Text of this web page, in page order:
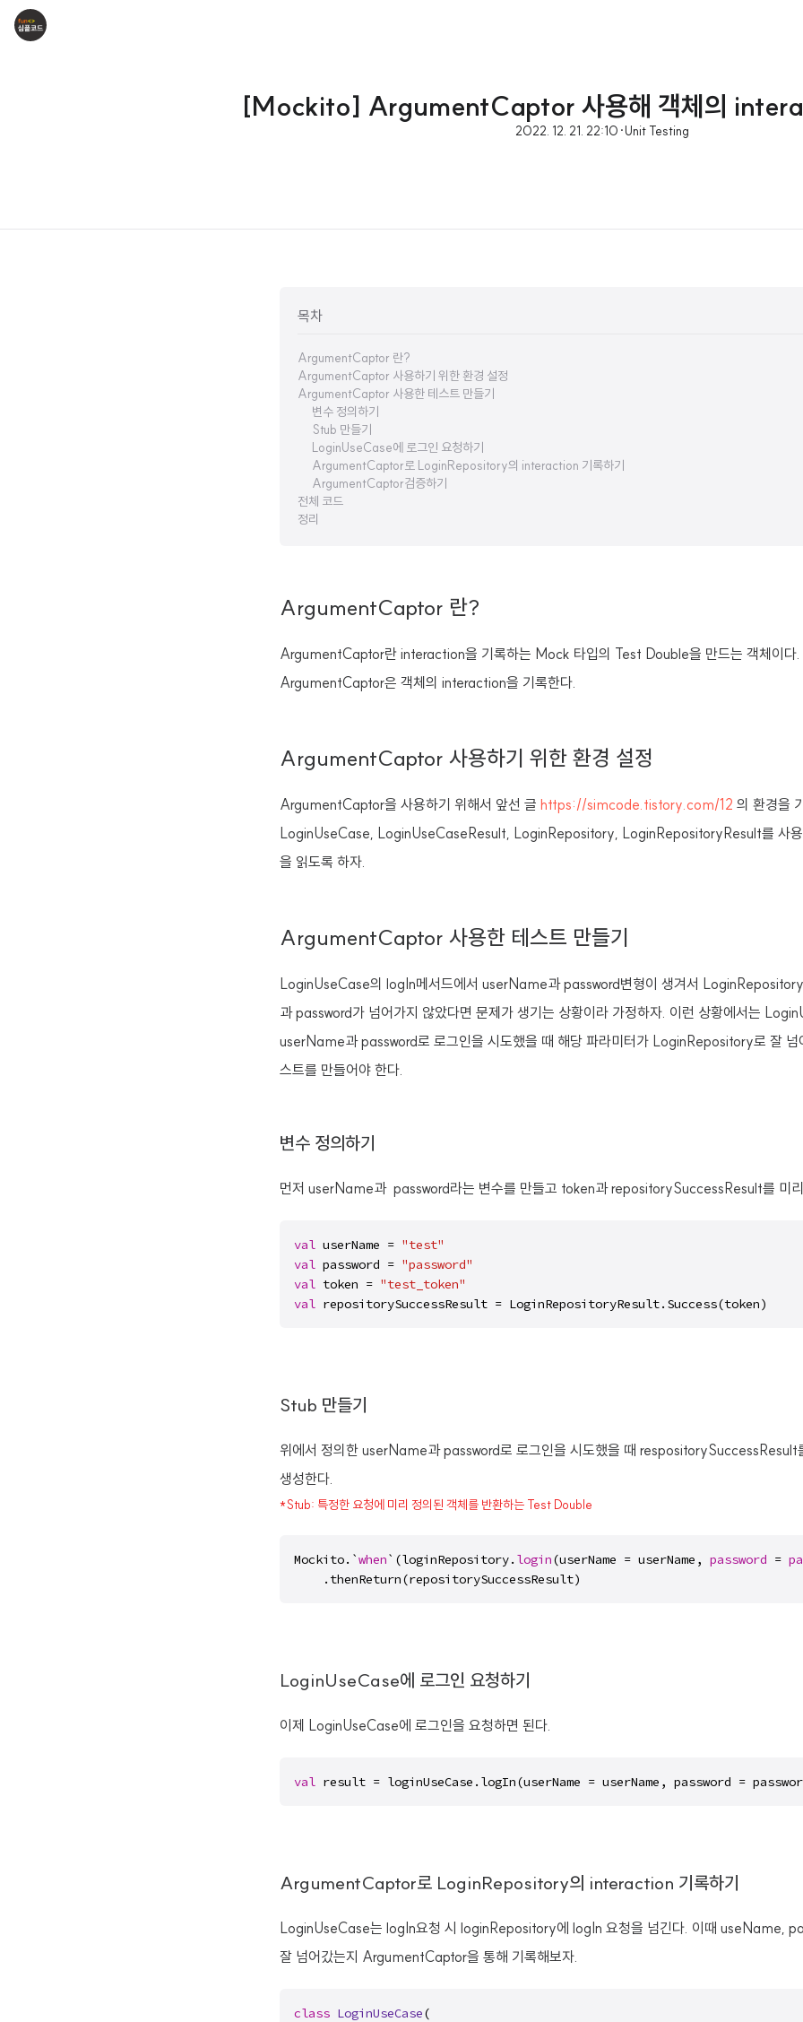
[Mockito] ArgumentCaptor 사용해 객체의
2022. 12. 21. 22:10 ·Unit Testing
목차
ArgumentCaptor 란?
ArgumentCaptor 사용하기 위한 환경 설정
ArgumentCaptor 사용한 테스트 만들기
변수 정의하기
Stub 만들기
LoginUseCase에 로그인 요청하기
ArgumentCaptor로 LoginRepository의 interaction 기록하기
ArgumentCaptor검증하기
전체 코드
정리
ArgumentCaptor 란?
ArgumentCaptor란 interaction을 기록하는 Mock 타입의 Test Double을 만드는 객체이다.
ArgumentCaptor은 객체의 interaction을 기록한다.
ArgumentCaptor 사용하기 위한 환경 설정
ArgumentCaptor을 사용하기 위해서 앞선 글 https://simcode.tistory.com/12 의 환경을
LoginUseCase, LoginUseCaseResult, LoginRepository, LoginRepositoryResult를 사용
을 읽도록 하자.
ArgumentCaptor 사용한 테스트 만들기
LoginUseCase의 logIn메서드에서 userName과 password변형이 생겨서
과 password가 넘어가지 않았다면 문제가 생기는 상황이라 가정하자. 이런 상황에서는
userName과 password로 로그인을 시도했을 때 해당 파라미터가 LoginRepository로 잘 넘
스트를 만들어야 한다.
변수 정의하기
먼저 userName과 password라는 변수를 만들고 token과 repositorySuccessResult를 미
val userName = "test"
val password = "password"
val token = "test_token"
val repositorySuccessResult = LoginRepositoryResult.Success(token)
Stub 만들기
위에서 정의한 userName과 password로 로그인을 시도했을 때
생성한다.
*Stub: 특정한 요청에 미리 정의된 객체를 반환하는 Test Double
Mockito.`when`(loginRepository. login(userName = userName, password =
    .thenReturn(repositorySuccessResult)
LoginUseCase에 로그인 요청하기
이제 LoginUseCase에 로그인을 요청하면 된다.
val result = loginUseCase.logIn(userName = userName, password =
ArgumentCaptor로 LoginRepository의 interaction 기록하기
LoginUseCase는 logIn요청 시 loginRepository에 logIn 요청을 넘긴다. 이때 useName,
잘 넘어갔는지 ArgumentCaptor을 통해 기록해보자.
class LoginUseCase(